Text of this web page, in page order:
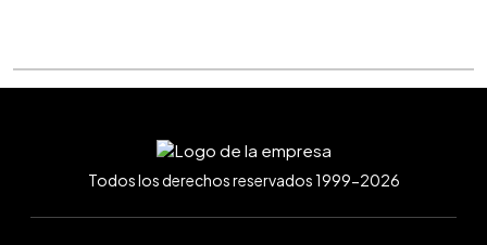
Todos los derechos reservados 1999-2026